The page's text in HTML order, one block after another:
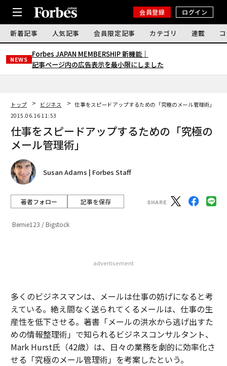
会員登録 ログイン
新着記事 人気記事 会員限定記事 カテゴリ 連載
NEWS
Forbes JAPAN MEMBERSHIP 新機能｜
記事ページ内の広告表示を最小限にしました
トップ ビジネス
仕事をスピードアップするための「究極のメール管理術」
2015.06.16 11:53
仕事をスピードアップするための「究極の
メール管理術」
Susan Adams | Forbes Staff
著者フォロー 記事を保存
Bernie123 / Bigstock
advertisement
多くのビジネスマンは、メールは仕事の妨げになると考
えている。絶え間なく送られてくるメールは、仕事の生
産性を低下させる。著書「メールの洪水から逃げ出すた
めの情報整理術」で知られるビジネスコンサルタント、
Mark Hurst氏（42歳）は、日々の業務を劇的に効率化さ
せる「究極のメール管理術」を考案したという。